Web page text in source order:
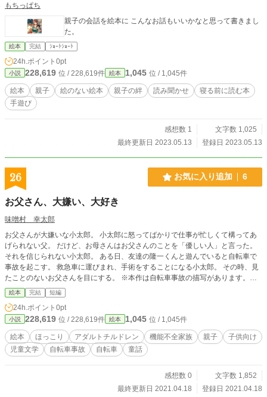
もちっぱち
親子の会話を絵本に こんなお話もいいかなと思って書きまし
た。
絵本 完結 ｼｮｰﾄｼｮｰﾄ
24h.ポイント 0pt
小説 228,619 位 / 228,619件 絵本 1,045 位 / 1,045件
絵本 親子 絵のない絵本 親子の絆 読み聞かせ
寝る前に読む本
手遊び
感想数 1
文字数 1,025
最終更新日 2023.05.13
登録日 2023.05.13
26 お気に入り追加 6
お父さん、大嫌い、大好き
味噌村 幸太郎
お父さんが大嫌いな小太郎。 小太郎に怒ってばかりで仕事が忙しくて構ってあ
げられない父。 だけど、お母さんはお父さんのことを「優しい人」と言った。
それを信じられない小太郎。 ある日、友達の隆一くんと遊んでいると自転車で
事故を起こす。 救急車に運びまれ、手術をすることになる小太郎。 その時、見
たことのないお父さんを目にする。 ※本作は自転車事故の描写があります。子
供向けの絵本原作ですので、お子さんに見せられる時は注意されてください。
絵本 完結 短編
24h.ポイント 0pt
小説 228,619 位 / 228,619件 絵本 1,045 位 / 1,045件
絵本 ほっこり アダルトチルドレン 機能不全家族 親子
子供向け
児童文学
自転車事故 自転車 童話
感想数 0
文字数 1,852
最終更新日 2021.04.18
登録日 2021.04.18